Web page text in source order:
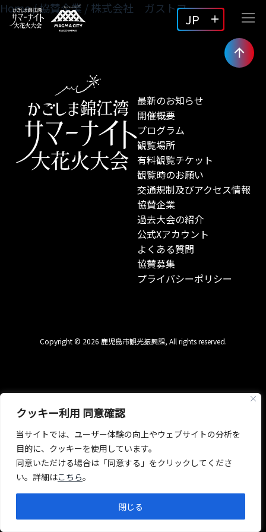
クッキー利用 同意確認
当サイトでは、ユーザー体験の向上やウェブサイトの分析を
目的に、クッキーを使用しています。
同意いただける場合は「同意する」をクリックしてくださ
い。詳細はこちら。
閉じる
JP
Home/協賛企業 /株式会社 ガストフ
最新のお知らせ
開催概要
プログラム
観覧場所
有料観覧チケット
観覧時のお願い
交通規制及びアクセス情報
協賛企業
過去大会の紹介
公式Xアカウント
よくある質問
協賛募集
プライバシーポリシー
Copyright © 2026 鹿児島市観光振興課, All rights reserved.